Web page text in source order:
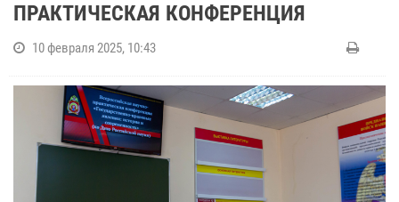
ПРАКТИЧЕСКАЯ КОНФЕРЕНЦИЯ
10 февраля 2025, 10:43